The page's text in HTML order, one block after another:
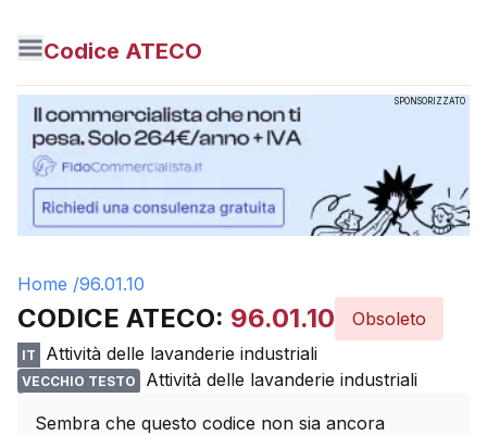
Codice ATECO
SPONSORIZZATO
Home /96.01.10
CODICE ATECO: 96.01.10 Obsoleto
IT Attività delle lavanderie industriali
VECCHIO TESTO
Attività delle lavanderie industriali
Sembra che questo codice non sia ancora